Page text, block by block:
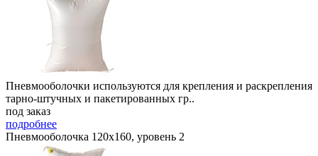
Пневмооболочки используются для крепления и раскрепления
тарно-штучных и пакетированных гр..
под заказ
подробнее
Пневмооболочка 120х160, уровень 2